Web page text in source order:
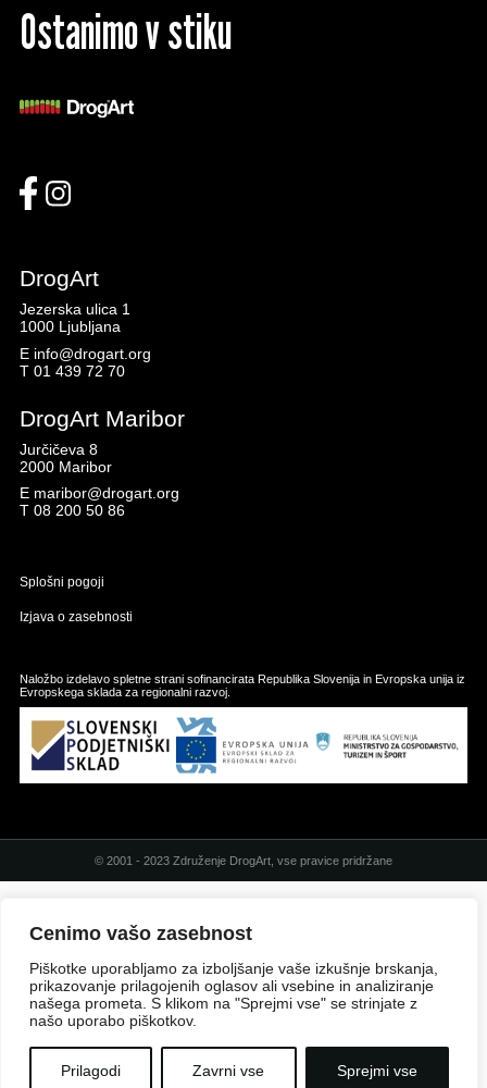
Cenimo vašo zasebnost
Piškotke uporabljamo za izboljšanje vaše izkušnje brskanja,
prikazovanje prilagojenih oglasov ali vsebine in analiziranje
našega prometa. S klikom na "Sprejmi vse" se strinjate z
našo uporabo piškotkov.
Prilagodi Zavrni vse Sprejmi vse
Ostanimo v stiku
DrogArt
Jezerska ulica 1
1000 Ljubljana
E info@drogart.org
T 01 439 72 70
DrogArt Maribor
Jurčičeva 8
2000 Maribor
E maribor@drogart.org
T 08 200 50 86
Splošni pogoji
Izjava o zasebnosti
Naložbo izdelavo spletne strani sofinancirata Republika Slovenija in Evropska unija iz
Evropskega sklada za regionalni razvoj.
© 2001 - 2023 Združenje DrogArt, vse pravice pridržane